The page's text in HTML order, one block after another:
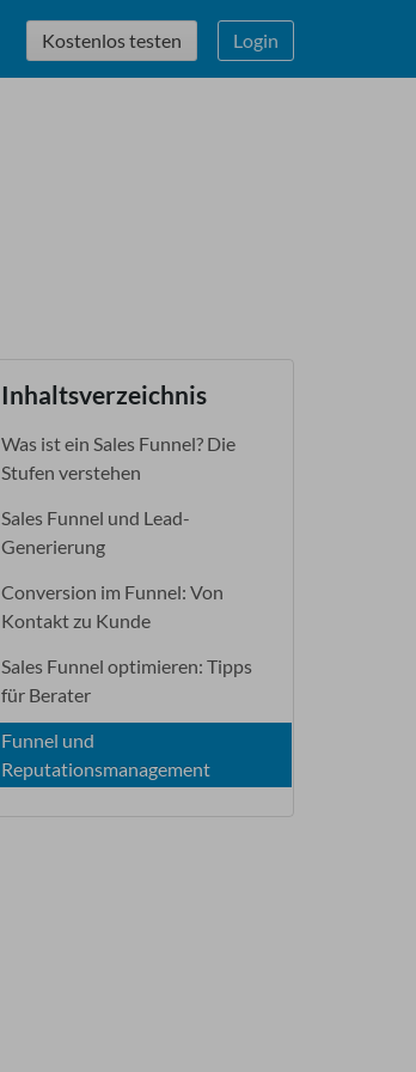
Kostenlos testen Login
Inhaltsverzeichnis
Was ist ein Sales Funnel? Die
Stufen verstehen
Sales Funnel und Lead-
Generierung
Conversion im Funnel: Von
Kontakt zu Kunde
Sales Funnel optimieren: Tipps
für Berater
Funnel und
Reputationsmanagement